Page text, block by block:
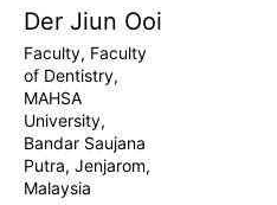
Der Jiun Ooi
Faculty, Faculty
of Dentistry,
MAHSA
University,
Bandar Saujana
Putra, Jenjarom,
Malaysia